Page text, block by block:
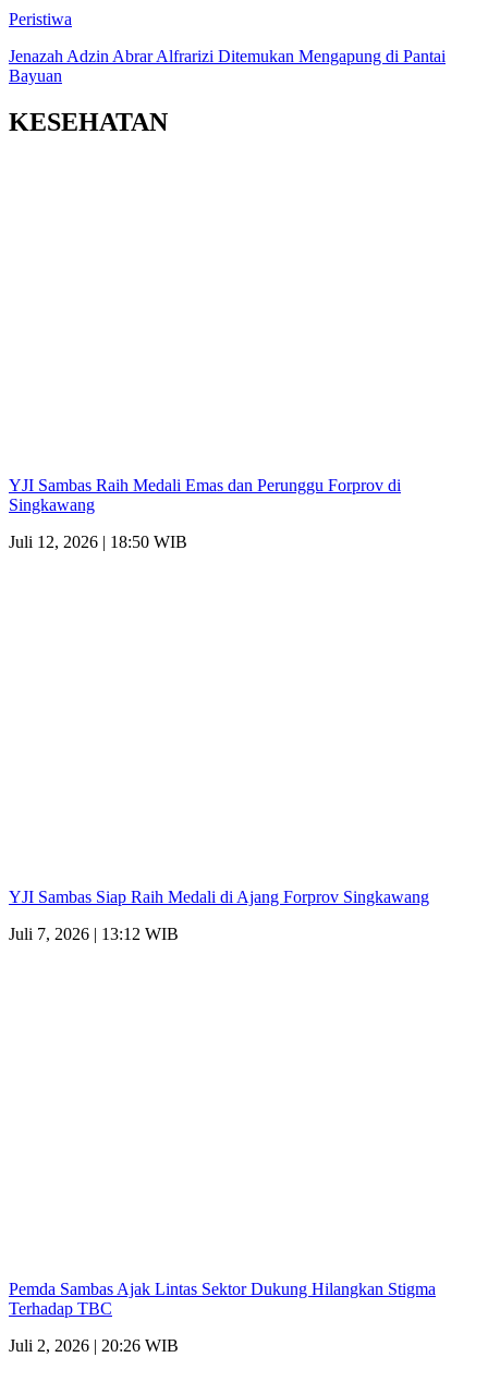
Peristiwa
Jenazah Adzin Abrar Alfrarizi Ditemukan Mengapung di Pantai
Bayuan
KESEHATAN
YJI Sambas Raih Medali Emas dan Perunggu Forprov di
Singkawang
Juli 12, 2026 | 18:50 WIB
YJI Sambas Siap Raih Medali di Ajang Forprov Singkawang
Juli 7, 2026 | 13:12 WIB
Pemda Sambas Ajak Lintas Sektor Dukung Hilangkan Stigma
Terhadap TBC
Juli 2, 2026 | 20:26 WIB